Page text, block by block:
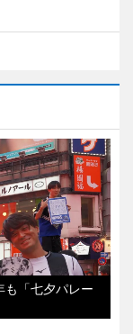
も「七夕パレー